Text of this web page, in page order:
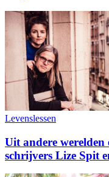
Levenslessen
Uit andere werelden
schrijvers Lize Spit